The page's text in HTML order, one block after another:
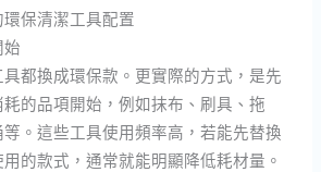
保清潔工具配置
都換成環保款。更實際的方式，是先
的品項開始，例如抹布、刷具、拖
。這些工具使用頻率高，若能先替換
的款式，通常就能明顯降低耗材量。